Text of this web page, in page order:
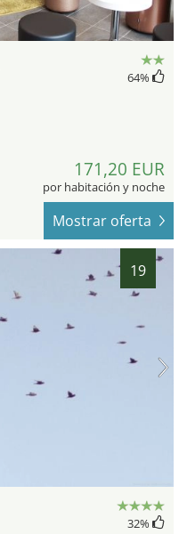
64%
171,20 EUR
por habitación y noche
Mostrar oferta
19
32%